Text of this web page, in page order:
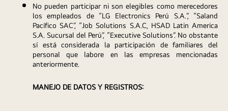
No pueden participar ni son elegibles como merecedores
los empleados de “LG Electronics Perú S.A.”, “Saland
Pacífico SAC”, “Job Solutions S.A.C, HSAD Latin America
S.A. Sucursal del Perú”, “Executive Solutions”. No obstante
sí está considerada la participación de familiares del
personal que labore en las empresas mencionadas
anteriormente.
MANEJO DE DATOS Y REGISTROS: